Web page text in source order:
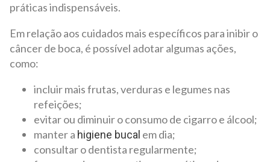
práticas indispensáveis.
Em relação aos cuidados mais específicos para inibir o
câncer de boca, é possível adotar algumas ações,
como:
incluir mais frutas, verduras e legumes nas
refeições;
evitar ou diminuir o consumo de cigarro e álcool;
manter a higiene bucal em dia;
consultar o dentista regularmente;